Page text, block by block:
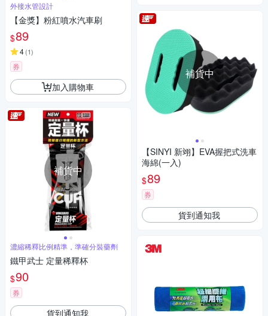
外接水管設計
【金獎】粉紅噴水汽車刷
$89
4(1)
券
加入購物車
補貨中
濃縮稀釋比例精準，準確分裝藥劑
鐵甲武士 定量稀釋杯
$90
券
貨到通知我
補貨中
【SINYI 新翊】EVA握把式洗車
海綿(一入)
$89
券
貨到通知我